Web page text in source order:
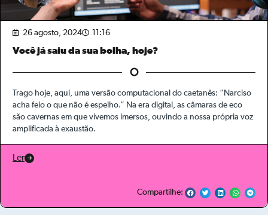
26 agosto, 2024 11:16
Você já saiu da sua bolha, hoje?
Trago hoje, aqui, uma versão computacional do caetanês: “Narciso
acha feio o que não é espelho.” Na era digital, as câmaras de eco
são cavernas em que vivemos imersos, ouvindo a nossa própria voz
amplificada à exaustão.
Ler
Compartilhe: